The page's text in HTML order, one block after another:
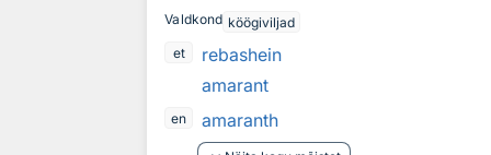
Valdkond köögiviljad
et
rebashein
amarant
en
amaranth